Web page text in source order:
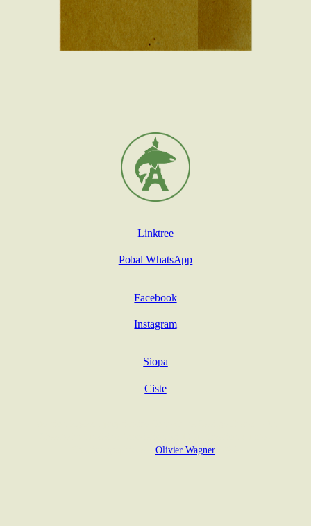
Linktree
Pobal WhatsApp
Facebook
Instagram
Siopa
Ciste
Olivier Wagner2026.